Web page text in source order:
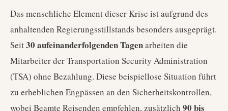
Das menschliche Element dieser Krise ist aufgrund des
anhaltenden Regierungsstillstands besonders ausgeprägt.
Seit30 aufeinanderfolgenden Tagenarbeiten die
Mitarbeiter der Transportation Security Administration
(TSA) ohne Bezahlung. Diese beispiellose Situation führt
zu erheblichen Engpässen an den Sicherheitskontrollen,
wobei Beamte Reisenden empfehlen, zusätzlich 90 bis